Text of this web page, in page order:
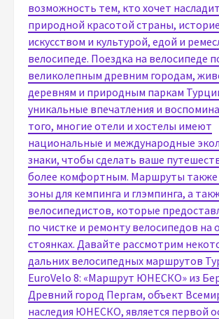
возможность тем, кто хочет
природной красотой страны,
искусством и культурой, едой и
велосипеде. Поездка на велосипеде
великолепным древним городам,
деревням и природным паркам
уникальные впечатления и
того, многие отели и хостелы имеют
национальные и международные
знаки, чтобы сделать ваше
более комфортным. Маршруты
зоны для кемпинга и глэмпинга, а
велосипедистов, которые
по чистке и ремонту велосипедов на
стоянках. Давайте рассмотрим
дальних велосипедных маршрутов
EuroVelo 8: «Маршрут ЮНЕСКО» из
Древний город Пергам, объект
наследия ЮНЕСКО, является первой